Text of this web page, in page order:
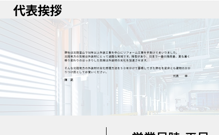
弊社は北陸富山で50年以上外装工事を中心にリフォーム工事を手掛けてまいりました。
北陸地方の気候は外装材にとって過酷な地域です。降雪があり、日本で一番の降雨量、夏も暑く
移り変わりのはっきりした気候は外装材の劣化を加速させます。
そんな北陸地方の外装材の劣化修理方法を５０年かけて蓄積してきた弊社を是非とも建物のかか
りつけ医としてお使いください。
代表中
陳 武
代表挨拶